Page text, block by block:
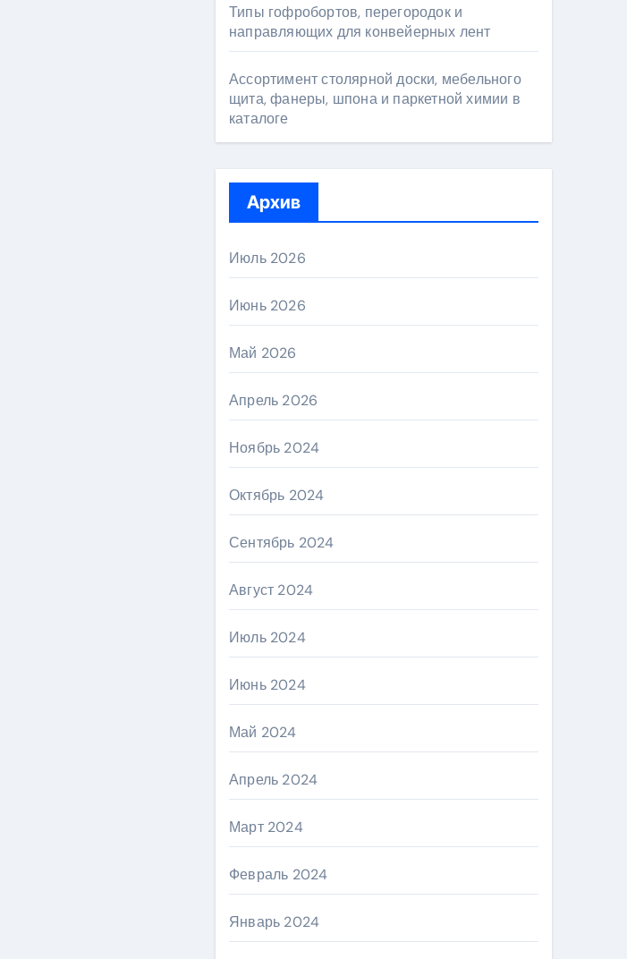
Типы гофробортов, перегородок и
направляющих для конвейерных лент
Ассортимент столярной доски, мебельного
щита, фанеры, шпона и паркетной химии в
каталоге
Архив
Июль 2026
Июнь 2026
Май 2026
Апрель 2026
Ноябрь 2024
Октябрь 2024
Сентябрь 2024
Август 2024
Июль 2024
Июнь 2024
Май 2024
Апрель 2024
Март 2024
Февраль 2024
Январь 2024